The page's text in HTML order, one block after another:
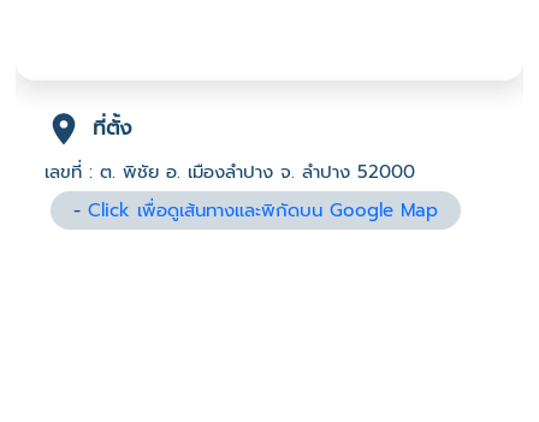
ที่ตั้ง
เลขที่ : ต. พิชัย อ. เมืองลำปาง จ. ลำปาง 52000
-Click เพื่อดูเส้นทางและพิกัดบน Google Map